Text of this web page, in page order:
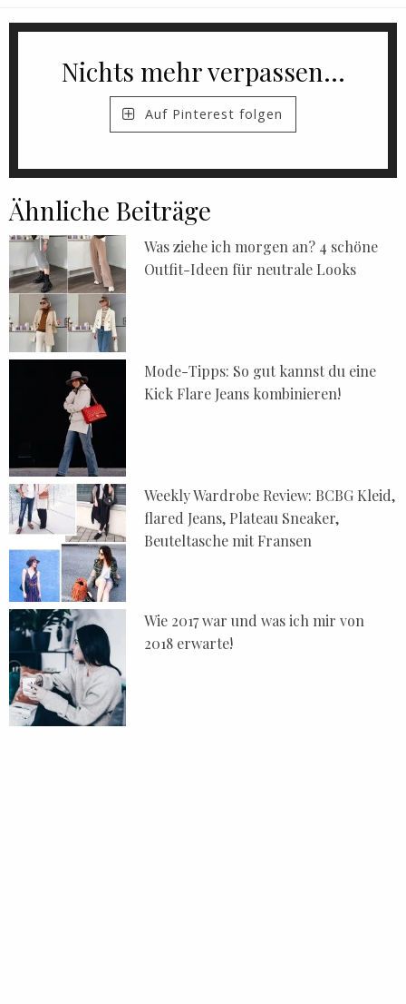
Nichts mehr verpassen...
Auf Pinterest folgen
Ähnliche Beiträge
Was ziehe ich morgen an? 4 schöne
Outfit-Ideen für neutrale Looks
Mode-Tipps: So gut kannst du eine
Kick Flare Jeans kombinieren!
Weekly Wardrobe Review: BCBG Kleid,
flared Jeans, Plateau Sneaker,
Beuteltasche mit Fransen
Wie 2017 war und was ich mir von
2018 erwarte!